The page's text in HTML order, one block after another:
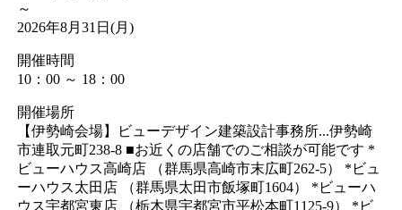
～
2026年8月31日(月)
開催時間
10：00 ～ 18：00
開催場所
【伊勢崎会場】ビューデザイン建築設計事務所...伊勢崎
市連取元町238-8 ■お近くの店舗でのご相談が可能です *
ビューハウス高崎店 （群馬県高崎市末広町262-5） *ビュ
ーハウス太田店 （群馬県太田市飯塚町1604） *ビューハ
ウス宇都宮東店 （栃木県宇都宮市平松本町1125-9） *ビ